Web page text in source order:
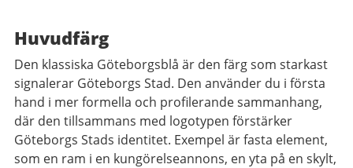
Huvudfärg
Den klassiska Göteborgsblå är den färg som starkast
signalerar Göteborgs Stad. Den använder du i första
hand i mer formella och profilerande sammanhang,
där den tillsammans med logotypen förstärker
Göteborgs Stads identitet. Exempel är fasta element,
som en ram i en kungörelseannons, en yta på en skylt,